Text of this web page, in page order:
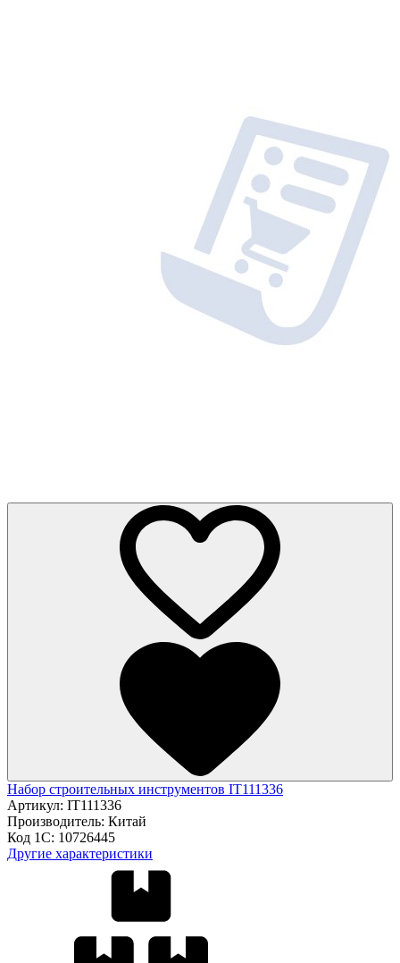
Набор строительных инструментов IT111336
Артикул: IT111336
Производитель: Китай
Код 1С: 10726445
Другие характеристики